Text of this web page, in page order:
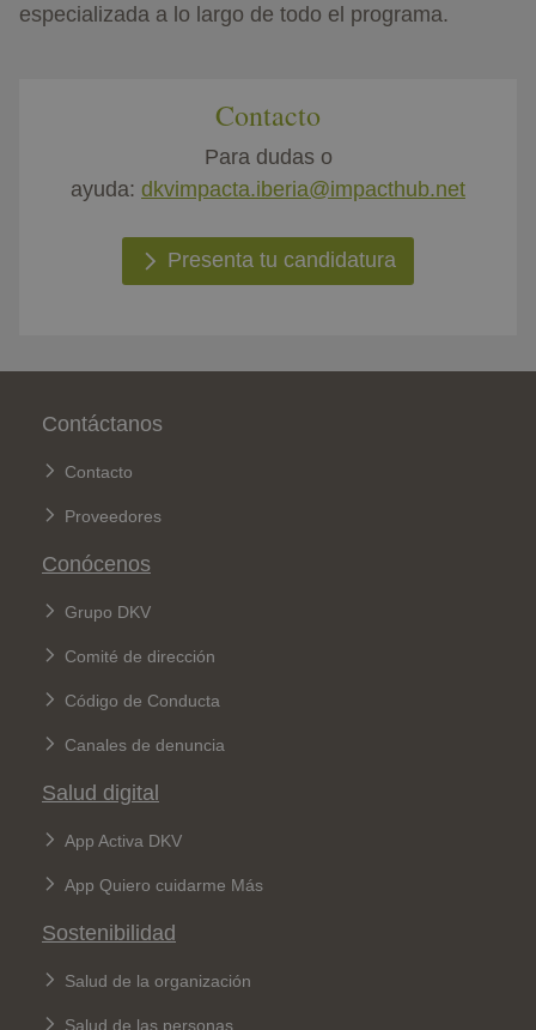
especializada a lo largo de todo el programa.
Contacto
Para dudas o
ayuda: dkvimpacta.iberia@impacthub.net
Presenta tu candidatura
Pie de página
Contáctanos
Contacto
Proveedores
Conócenos
Grupo DKV
Comité de dirección
Código de Conducta
Canales de denuncia
Salud digital
App Activa DKV
App Quiero cuidarme Más
Sostenibilidad
Salud de la organización
Salud de las personas